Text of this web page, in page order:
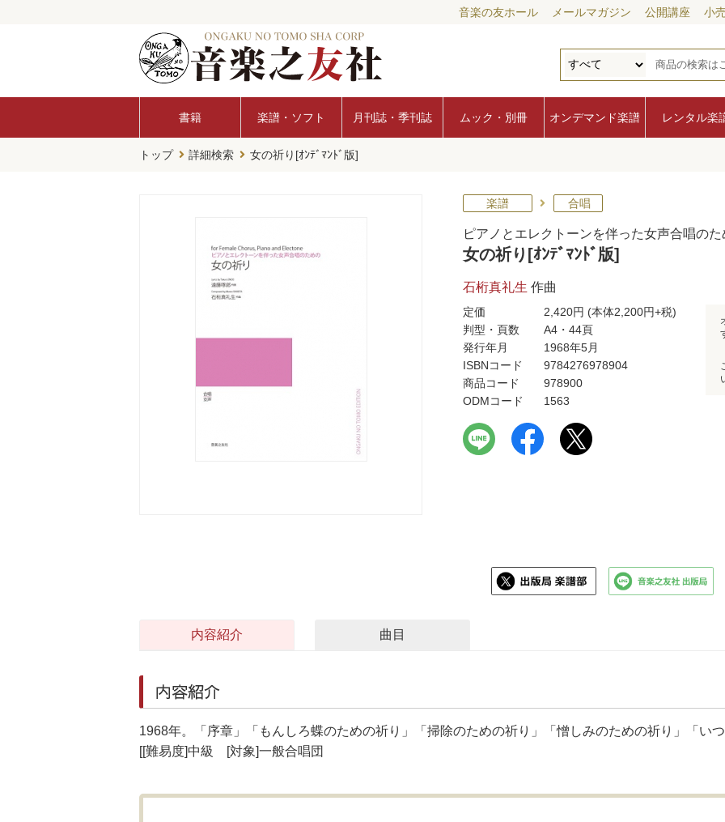
音楽の友ホール メールマガジン 公開講座 小
書籍 楽譜・ソフト 月刊誌・季刊誌 ムック・別冊 オンデマンド楽譜 レンタル楽
トップ 詳細検索 女の祈り[ｵﾝﾃﾞﾏﾝﾄﾞ版]
楽譜 合唱
ピアノとエレクトーンを伴った女声合唱のた
女の祈り[ｵﾝﾃﾞﾏﾝﾄﾞ版]
石桁真礼生 作曲
定価 2,420円 (本体2,200円+税)
判型・頁数
A4・44頁
発行年月
1968年5月
ISBNコード
9784276978904
商品コード
978900
ODMコード
1563
内容紹介 曲目
内容紹介
1968年。「序章」「もんしろ蝶のための祈り」「掃除のための祈り」「憎しみのための祈り」「い
[[難易度]中級 [対象]一般合唱団